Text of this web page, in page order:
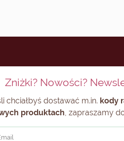
Zniżki? Nowości?
chciałbyś dostawać m.in. kody
produktach, zapraszamy